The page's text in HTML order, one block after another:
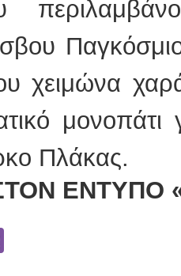
χειμώνα
μονοπάτι
Πλάκας.
ΕΝΤΥΠΟ